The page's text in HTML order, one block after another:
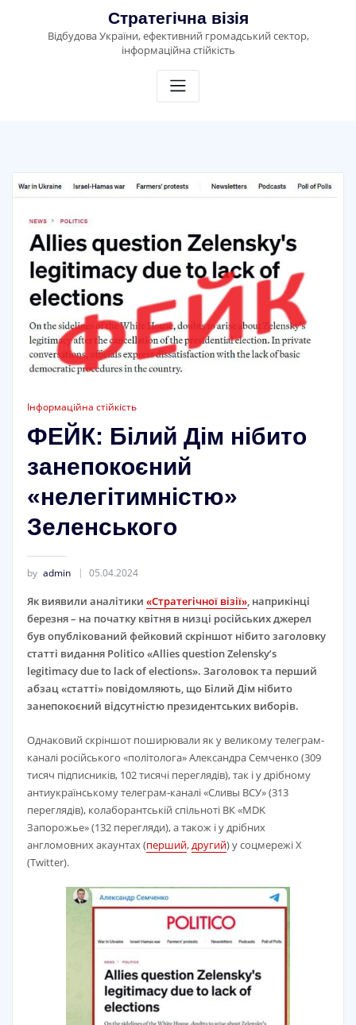
Стратегічна візія
Відбудова України, ефективний громадський сектор,
інформаційна стійкість
Інформаційна стійкість
ФЕЙК: Білий Дім нібито
занепокоєний
«нелегітимністю»
Зеленського
by admin 05.04.2024
Як виявили аналітики «Стратегічної візії», наприкінці
березня – на початку квітня в низці російських джерел
був опублікований фейковий скріншот нібито заголовку
статті видання Politico «Allies question Zelensky’s
legitimacy due to lack of elections». Заголовок та перший
абзац «статті» повідомляють, що Білий Дім нібито
занепокоєний відсутністю президентських виборів.
Однаковий скріншот поширювали як у великому телеграм-
каналі російського «політолога» Александра Семченко (309
тисяч підписників, 102 тисячі переглядів), так і у дрібному
антиукраїнському телеграм-каналі «Сливы ВСУ» (313
переглядів), колаборантській спільноті ВК «MDK
Запорожье» (132 перегляди), а також і у дрібних
англомовних акаунтах (перший,другий) у соцмережі X
(Twitter).